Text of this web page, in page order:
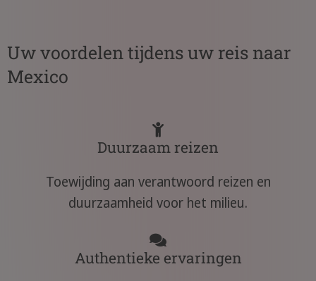
Uw voordelen tijdens uw reis naar
Mexico
Duurzaam reizen
Toewijding aan verantwoord reizen en
duurzaamheid voor het milieu.
Authentieke ervaringen